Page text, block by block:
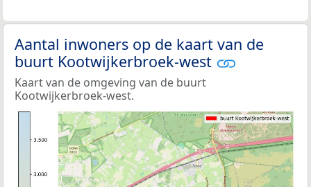
Aantal inwoners op de kaart van de
buurt Kootwijkerbroek-west
Kaart van de omgeving van de buurt
Kootwijkerbroek-west.